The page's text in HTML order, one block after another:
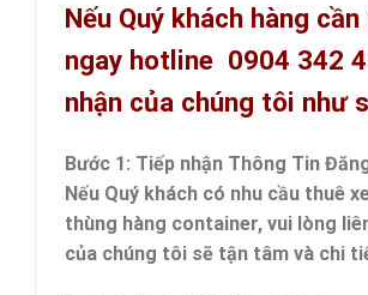
Nếu Quý khách hàng
ngay hotline 0904 342
nhận của chúng tôi như
Bước 1: Tiếp nhận Thông Tin
Nếu Quý khách có nhu cầu thuê
thùng hàng container, vui lòng
của chúng tôi sẽ tận tâm và chi